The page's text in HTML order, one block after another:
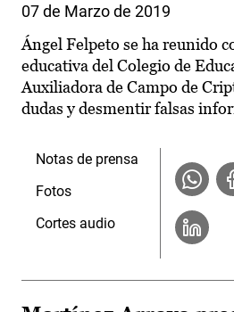
07 de Marzo de 2019
Ángel Felpeto se ha reunido
educativa del Colegio de
Auxiliadora de Campo de
dudas y desmentir falsas
Notas de prensa
Fotos
Cortes audio